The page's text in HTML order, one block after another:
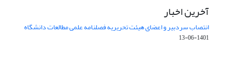
آخرین اخبار
انتصاب سردبیر و اعضای هیئت تحریریه فصلنامه علمی مطالعات دانشگاه
1401-06-13